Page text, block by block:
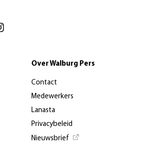
Over Walburg Pers
Contact
Medewerkers
Lanasta
Privacybeleid
Nieuwsbrief